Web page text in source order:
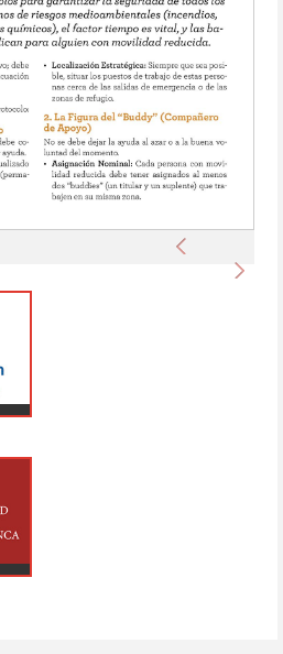
Anterior